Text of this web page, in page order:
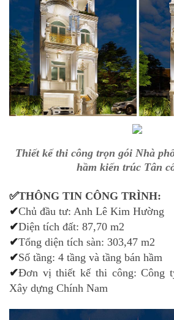
Thiết kế thi công trọn gói Nhà
hầm kiến trúc Tân
✅THÔNG TIN CÔNG TRÌNH:
✔Chủ đầu tư: Anh Lê Kim Hường
✔Diện tích đất: 87,70 m2
✔Tổng diện tích sàn: 303,47 m2
✔Số tầng: 4 tầng và tầng bán hầm
✔Đơn vị thiết kế thi công: Công
Xây dựng Chính Nam